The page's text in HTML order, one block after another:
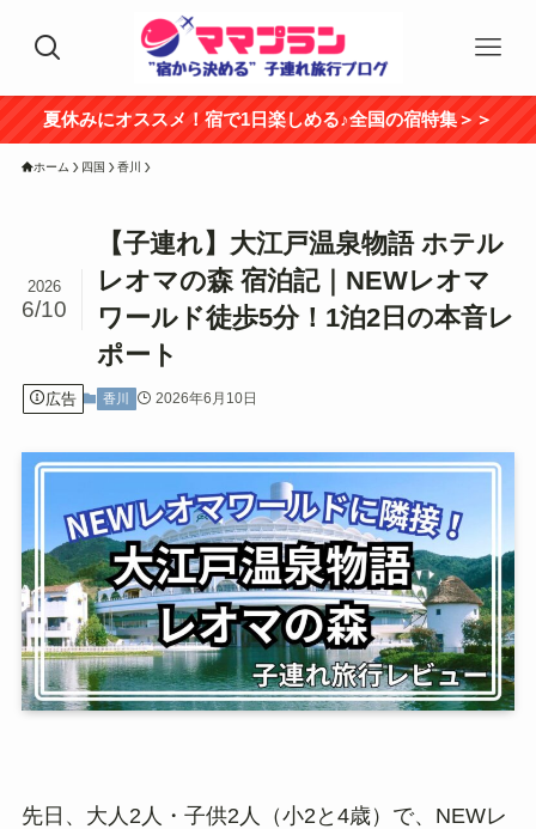
夏休みにオススメ！宿で1日楽しめる♪全国の宿特集＞＞
ホーム 四国 香川
【子連れ】大江戸温泉物語 ホテル
レオマの森 宿泊記｜NEWレオマ
ワールド徒歩5分！1泊2日の本音レ
ポート
2026
6/10
広告 香川 2026年6月10日
先日、大人2人・子供2人（小2と4歳）で、NEWレ